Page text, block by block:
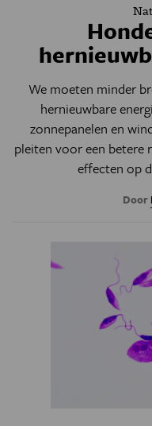
We moeten minder
hernieuwbare
zonnepanelen en
pleiten voor een betere
effecten op
Door